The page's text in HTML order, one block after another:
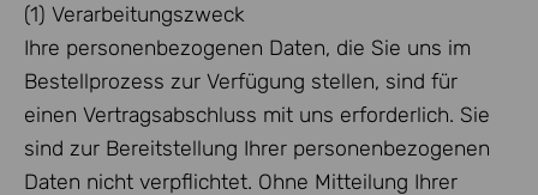
(1) Verarbeitungszweck
Ihre personenbezogenen Daten, die Sie uns im
Bestellprozess zur Verfügung stellen, sind für
einen Vertragsabschluss mit uns erforderlich. Sie
sind zur Bereitstellung Ihrer personenbezogenen
Daten nicht verpflichtet. Ohne Mitteilung Ihrer